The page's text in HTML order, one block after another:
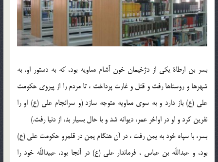
بسر بن ارطاة يكى از دژخيمان خون آشام معاويه بود، كه به دستور او، به
شهرها و روستاها رفت و قتل و غارت پرداخت ، تا مردم را از پيروى حكومت
على (ع) باز دارد و به سوى معاويه متوجه سازد (و سرانجام على (ع) او را
نفرين كرد و او در اواخر عمر، ديوانه شد و با حال بسيار بد، از دنيا رفت.)
بسر، با سپاه خود به يمن رفت ، در آن هنگام يمن در قلمرو حكومت على (ع)
بود، و عبداللّه بن عباس ، فرماندار على (ع) در آنجا بود، عبيداللّه خود را